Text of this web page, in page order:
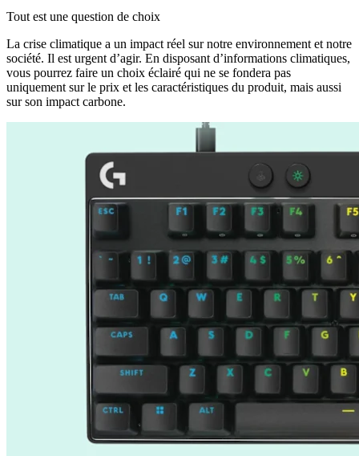
Tout est une question de choix
La crise climatique a un impact réel sur notre environnement et notre
société. Il est urgent d’agir. En disposant d’informations climatiques,
vous pourrez faire un choix éclairé qui ne se fondera pas
uniquement sur le prix et les caractéristiques du produit, mais aussi
sur son impact carbone.